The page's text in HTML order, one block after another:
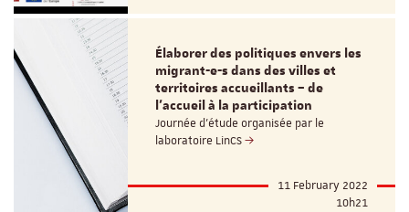
Élaborer des politiques envers les
migrant-e-s dans des villes et
territoires accueillants – de
l’accueil à la participation
Journée d’étude organisée par le
laboratoire LinCS
11 February 2022
10h21